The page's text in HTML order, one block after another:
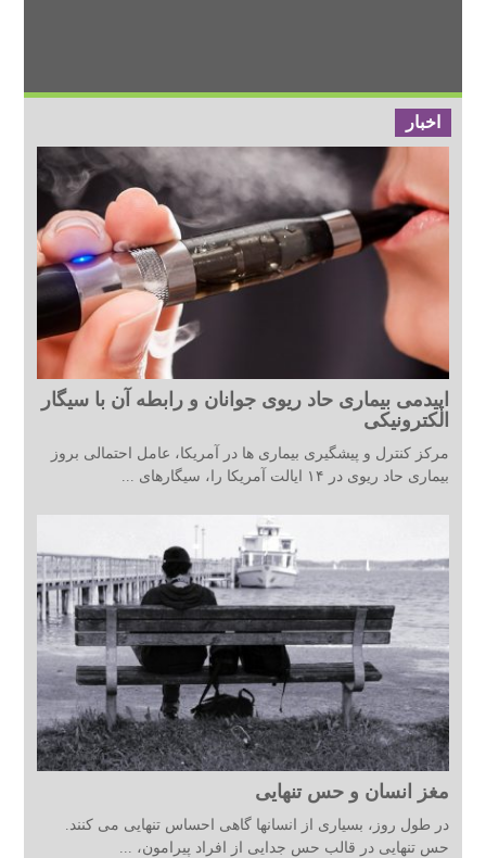
اخبار
اپیدمی بیماری حاد ریوی جوانان و رابطه آن با سیگار
الکترونیکی
مرکز کنترل و پیشگیری بیماری ها در آمریکا، عامل احتمالی بروز
بیماری حاد ریوی در ۱۴ ایالت آمریکا را، سیگارهای ...
مغز انسان و حس تنهایی
در طول روز، بسیاری از انسانها گاهی احساس تنهایی می کنند.
حس تنهایی در قالب حس جدایی از افراد پیرامون، ...